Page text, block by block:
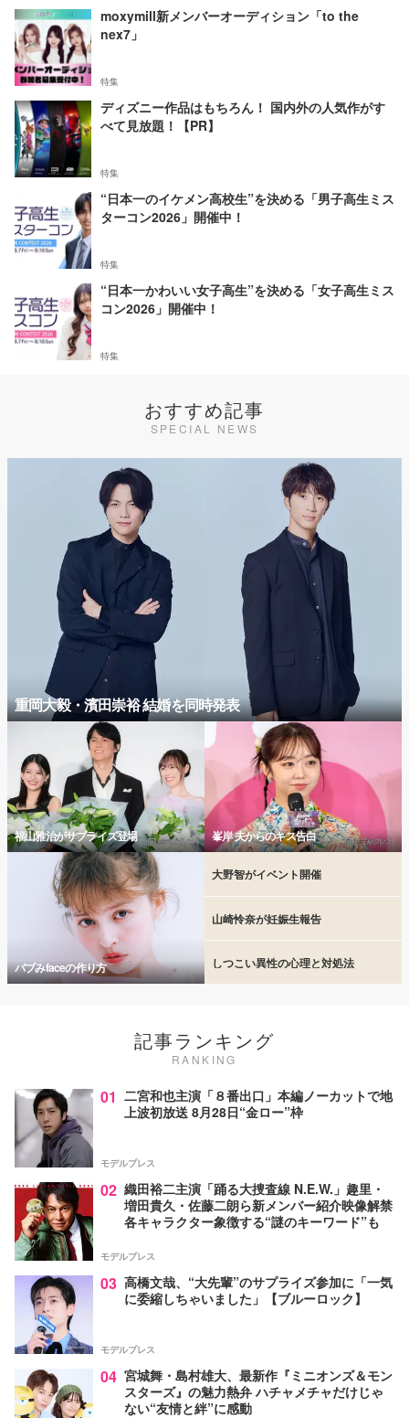
moxymill新メンバーオーディション「to the
nex7」
特集
ディズニー作品はもちろん！ 国内外の人気作がす
べて見放題！【PR】
特集
“日本一のイケメン高校生”を決める「男子高生ミス
ターコン2026」開催中！
特集
“日本一かわいい女子高生”を決める「女子高生ミス
コン2026」開催中！
特集
おすすめ記事
SPECIAL NEWS
重岡大毅・濱田崇裕 結婚を同時発表
福山雅治がサプライズ登場 峯岸 夫からのキス告白
バブみfaceの作り方
大野智がイベント開催
山崎怜奈が妊娠生報告
しつこい異性の心理と対処法
記事ランキング
RANKING
01 二宮和也主演「８番出口」本編ノーカットで地
上波初放送 8月28日“金ロー”枠
モデルプレス
02 織田裕二主演「踊る大捜査線 N.E.W.」趣里・
増田貴久・佐藤二朗ら新メンバー紹介映像解禁
各キャラクター象徴する“謎のキーワード”も
モデルプレス
03 高橋文哉、“大先輩”のサプライズ参加に「一気
に委縮しちゃいました」【ブルーロック】
モデルプレス
04 宮城舞・島村雄大、最新作『ミニオンズ＆モン
スターズ』の魅力熱弁 ハチャメチャだけじゃ
ない“友情と絆”に感動